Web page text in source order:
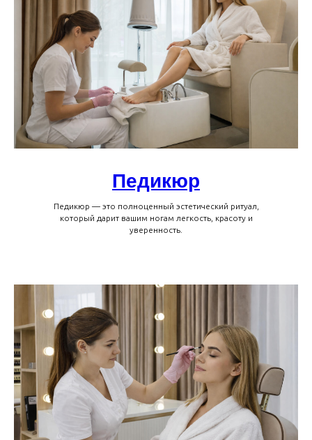
Педикюр
Педикюр — это полноценный эстетический ритуал,
который дарит вашим ногам легкость, красоту и
уверенность.